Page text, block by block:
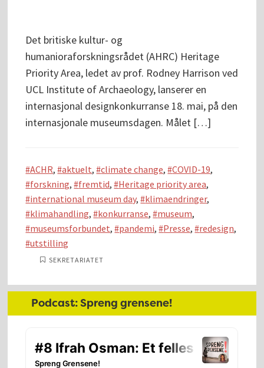
Det britiske kultur- og
humanioraforskningsrådet (AHRC) Heritage
Priority Area, ledet av prof. Rodney Harrison ved
UCL Institute of Archaeology, lanserer en
internasjonal designkonkurranse 18. mai, på den
internasjonale museumsdagen. Målet […]
ACHR, aktuelt, climate change, COVID-19,
forskning, fremtid, Heritage priority area,
international museum day, klimaendringer,
klimahandling, konkurranse, museum,
museumsforbundet, pandemi, Presse, redesign,
utstilling
SEKRETARIATET
Hoved
Podcast: Spreng grensene!